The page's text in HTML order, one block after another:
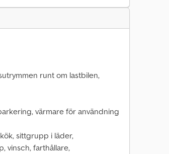
runt om lastbilen,
värmare för användning
sittgrupp i läder,
vinsch, farthållare,